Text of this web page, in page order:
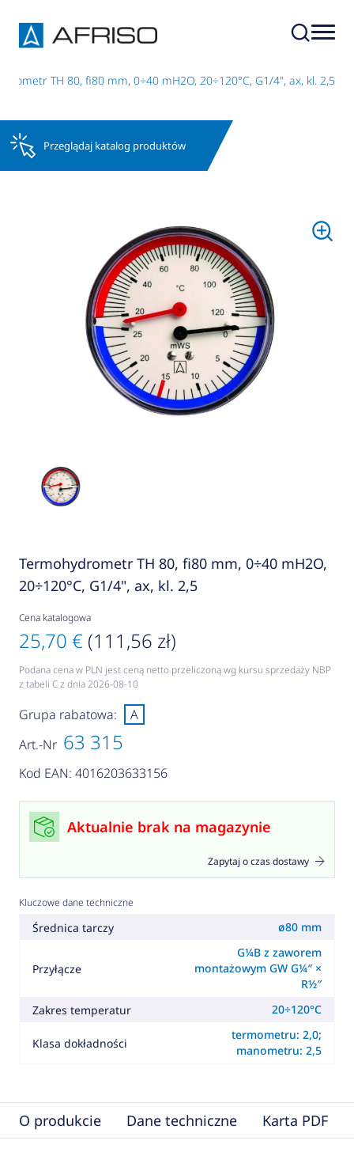
TH 80, fi80 mm, 0÷40 mH2O, 20÷120°C, G1/4", ax, kl. 2,5
Przeglądaj katalog produktów
Termohydrometr TH 80, fi80 mm, 0÷40 mH2O,
20÷120°C, G1/4", ax, kl. 2,5
Cena katalogowa
25,70 € (111,56 zł)
Podana cena w PLN jest ceną netto przeliczoną wg kursu sprzedaży NBP
z tabeli C z dnia 2026-08-10
Art.-Nr 63 315
Kod EAN: 4016203633156
Grupa rabatowa: A
Aktualnie brak na magazynie
Zapytaj o czas dostawy
Kluczowe dane techniczne
Średnica tarczy ø80 mm
Przyłącze
G¼B z zaworem
montażowym GW G¼″ ×
R½″
Zakres temperatur
20÷120°C
Klasa dokładności
termometru: 2,0;
manometru: 2,5
O produkcie Dane techniczne Karta PDF